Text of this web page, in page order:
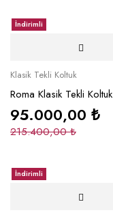
İndirimli
Klasik Tekli Koltuk
Roma Klasik Tekli Koltuk
215.400,00₺
95.000,00 ₺
İndirimli